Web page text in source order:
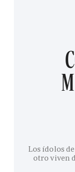
Los ídolos
otro viven